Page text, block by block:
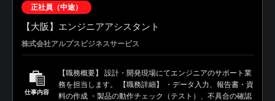
正社員（中途）
【大阪】エンジニアアシスタント
株式会社アルプスビジネスサービス
仕事内容
【職務概要】 設計・開発現場にてエンジニアのサポート業
務を担当します。 【職務詳細】 ・データ入力、報告書・資
料の作成 ・製品の動作チェック（テスト）、不具合の確認